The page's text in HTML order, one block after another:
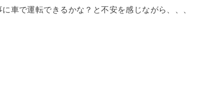
車で運転できるかな？と不安を感じながら、、、